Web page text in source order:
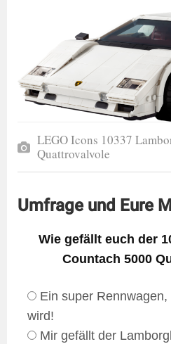
LEGO Icons 10337
Quattrovalvole
Umfrage und Eure
Wie gefällt euch der
Countach 5000
Ein super
wird!
Mir gefällt der